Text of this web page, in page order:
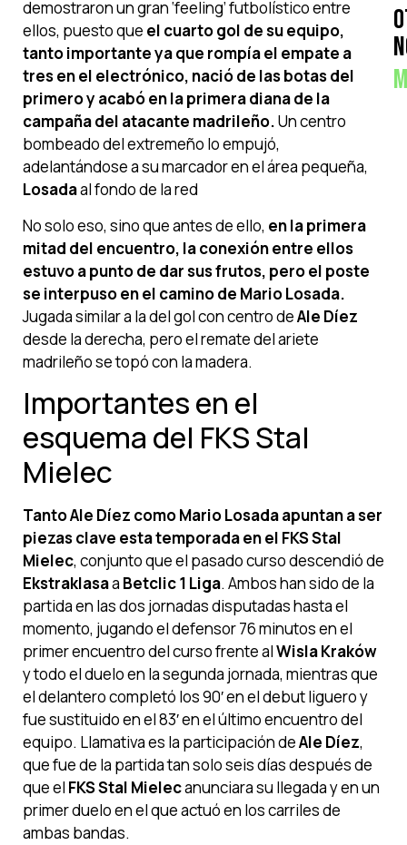
demostraron un gran ‘feeling’ futbolístico entre
ellos, puesto que el cuarto gol de su equipo,
tanto importante ya que rompía el empate a
tres en el electrónico, nació de las botas del
primero y acabó en la primera diana de la
campaña del atacante madrileño.Un centro
bombeado del extremeño lo empujó,
adelantándose a su marcador en el área pequeña,
Losadaal fondo de la red
No solo eso, sino que antes de ello, en la primera
mitad del encuentro, la conexión entre ellos
estuvo a punto de dar sus frutos, pero el poste
se interpuso en el camino de Mario Losada.
Jugada similar a la del gol con centro deAle Díez
desde la derecha, pero el remate del ariete
madrileño se topó con la madera.
Importantes en el
esquema del FKS Stal
Mielec
Tanto Ale Díez como Mario Losada apuntan a ser
piezas clave esta temporada en el FKS Stal
Mielec, conjunto que el pasado curso descendió de
Ekstraklasaa Betclic 1 Liga. Ambos han sido de la
partida en las dos jornadas disputadas hasta el
momento, jugando el defensor 76 minutos en el
primer encuentro del curso frente alWisla Kraków
y todo el duelo en la segunda jornada, mientras que
el delantero completó los 90′ en el debut liguero y
fue sustituido en el 83′ en el último encuentro del
equipo. Llamativa es la participación deAle Díez,
que fue de la partida tan solo seis días después de
que el FKS Stal Mielecanunciara su llegada y en un
primer duelo en el que actuó en los carriles de
ambas bandas.